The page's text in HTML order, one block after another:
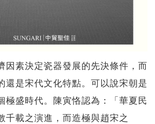
因素決定瓷器發展的先決條件，而
還是宋代文化特點。可以說宋朝是
極盛時代。陳寅恪認為：「華夏民
千載之演進，而造極與趙宋之